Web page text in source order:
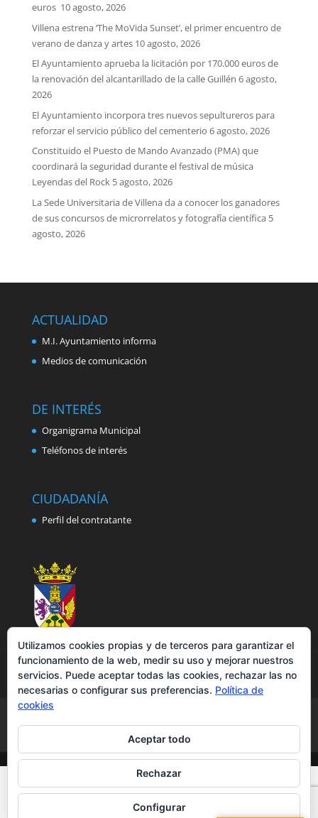
euros 10 agosto, 2026
Villena estrena ‘The MoVida Sunset’, el primer encuentro de
verano de danza y artes 10 agosto, 2026
El Ayuntamiento aprueba la licitación por 170.000 euros de
la renovación del alcantarillado de la calle Guillén 6 agosto,
2026
El Ayuntamiento incorpora tres nuevos sepultureros para
reforzar el servicio público del cementerio 6 agosto, 2026
Constituido el Puesto de Mando Avanzado (PMA) que
coordinará la seguridad durante el festival de música
Leyendas del Rock 5 agosto, 2026
La Sede Universitaria de Villena da a conocer los ganadores
de sus concursos de microrrelatos y fotografía científica 5
agosto, 2026
ACTUALIDAD
M.I. Ayuntamiento informa
Medios de comunicación
DE INTERÉS
Organigrama Municipal
Teléfonos de interés
CIUDADANÍA
Perfil del contratante
Política de cookies
Accesibilidad
Utilizamos cookies propias y de terceros para garantizar el
funcionamiento de la web, medir su uso y mejorar nuestros
servicios. Puede aceptar todas las cookies, rechazar las no
necesarias o configurar sus preferencias. Política de
cookies
Aceptar todo
Rechazar
Configurar